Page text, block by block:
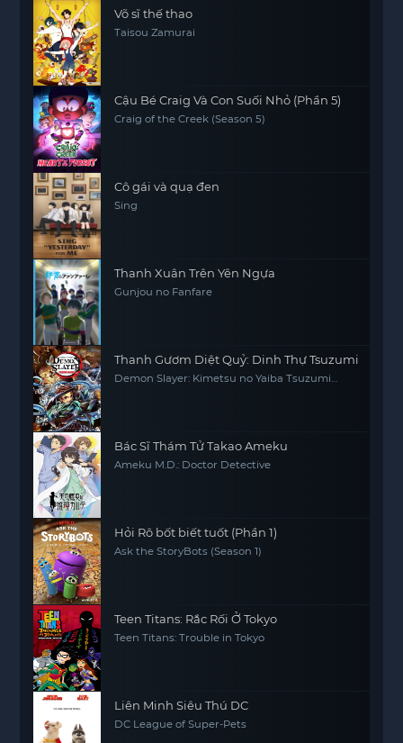
Võ sĩ thế thao
Taisou Zamurai
Cậu Bé Craig Và Con Suối Nhỏ (Phần 5)
Craig of the Creek (Season 5)
Cô gái và quạ đen
Sing
Thanh Xuân Trên Yên Ngựa
Gunjou no Fanfare
Thanh Gươm Diệt Quỷ: Dinh Thự Tsuzumi
Demon Slayer: Kimetsu no Yaiba Tsuzumi
Bác Sĩ Thám Tử Takao Ameku
Ameku M.D.: Doctor Detective
Hỏi Rô bốt biết tuốt (Phần 1)
Ask the StoryBots (Season 1)
Teen Titans: Rắc Rối Ở Tokyo
Teen Titans: Trouble in Tokyo
Liên Minh Siêu Thú DC
DC League of Super-Pets